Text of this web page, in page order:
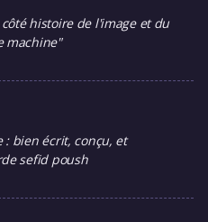
histoire de l'image et du
machine"
bien écrit, conçu, et
sefid poush